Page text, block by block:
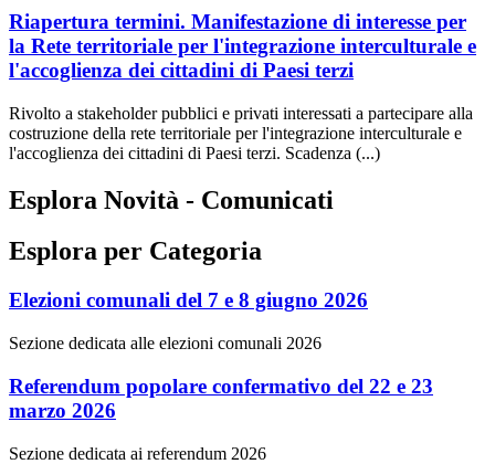
Riapertura termini. Manifestazione di interesse per
la Rete territoriale per l'integrazione interculturale e
l'accoglienza dei cittadini di Paesi terzi
Rivolto a stakeholder pubblici e privati interessati a partecipare alla
costruzione della rete territoriale per l'integrazione interculturale e
l'accoglienza dei cittadini di Paesi terzi. Scadenza (...)
Esplora Novità - Comunicati
Esplora per Categoria
Elezioni comunali del 7 e 8 giugno 2026
Sezione dedicata alle elezioni comunali 2026
Referendum popolare confermativo del 22 e 23
marzo 2026
Sezione dedicata ai referendum 2026